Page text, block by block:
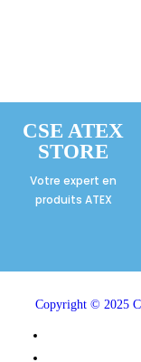
CSE ATEX
STORE
Votre expert en
produits ATEX
Copyright © 2025